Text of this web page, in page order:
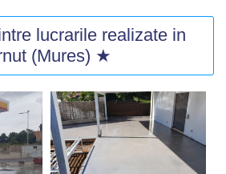
lucrarile realizate in
(Mures) ★